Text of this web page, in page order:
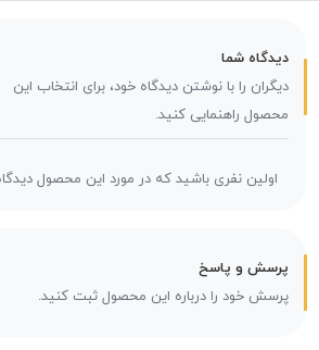
دیدگاه شما
دیگران را با نوشتن دیدگاه خود، برای انتخاب این
محصول راهنمایی کنید.
اولین نفری باشید که در مورد این محصول
پرسش و پاسخ
پرسش خود را درباره این محصول ثبت کنید.